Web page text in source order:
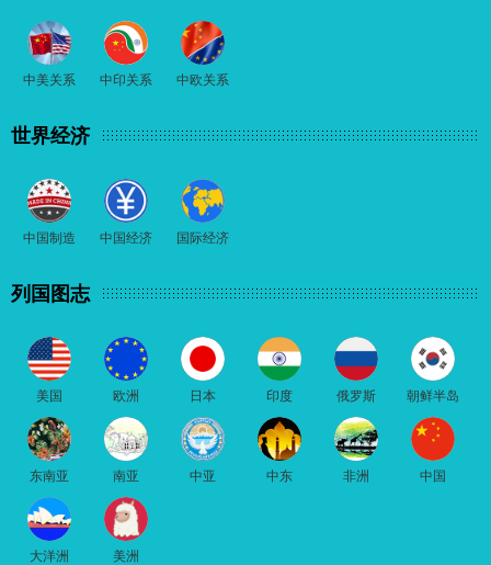
中美关系 中印关系 中欧关系
世界经济
中国制造 中国经济 国际经济
列国图志
美国 欧洲 日本 印度 俄罗斯 朝鲜半岛
东南亚 南亚 中亚 中东 非洲 中国
大洋洲 美洲